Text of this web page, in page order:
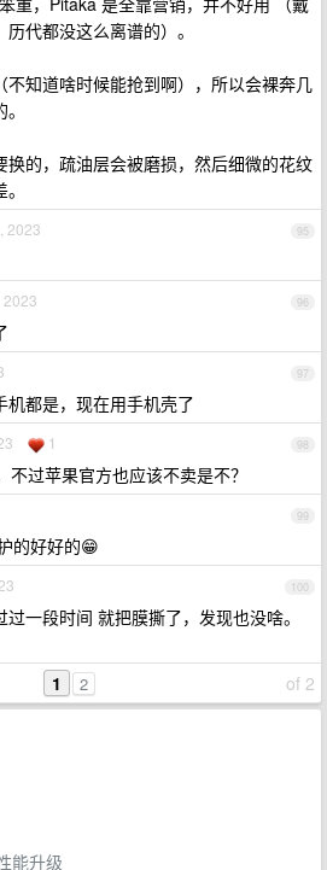
代都没这么离谱的）。
不知道啥时候能抢到啊），所以会裸奔几
换的，疏油层会被磨损，然后细微的花纹
95
2023
96
2023
97
机都是，现在用手机壳了
98
1
不过苹果官方也应该不卖是不？
99
的好好的😁
100
一段时间 就把膜撕了，发现也没啥。
of 2
1 2
能升级